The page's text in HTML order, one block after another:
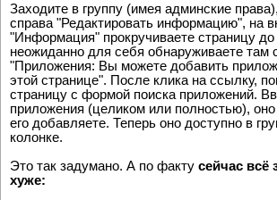
Заходите в группу (имея админские
справа "Редактировать информацию", на
"Информация" прокручиваете страницу до
неожиданно для себя обнаруживаете там
"Приложения: Вы можете добавить
этой странице". После клика на ссылку,
страницу с формой поиска приложений.
приложения (целиком или полностью),
его добавляете. Теперь оно доступно в
колонке.
Это так задумано. А по факту сейчас всё
хуже: